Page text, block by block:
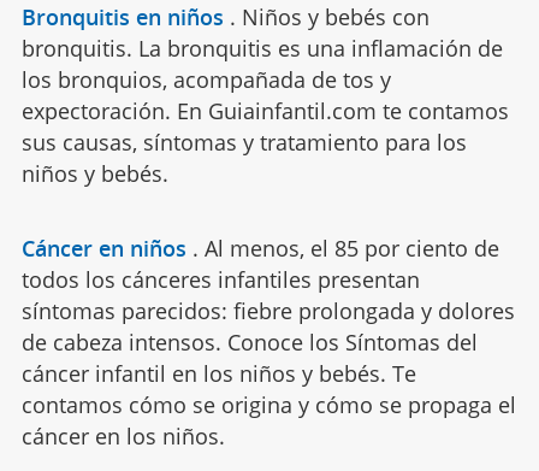
Bronquitis en niños . Niños y bebés con
bronquitis. La bronquitis es una inflamación de
los bronquios, acompañada de tos y
expectoración. En Guiainfantil.com te contamos
sus causas, síntomas y tratamiento para los
niños y bebés.
Cáncer en niños . Al menos, el 85 por ciento de
todos los cánceres infantiles presentan
síntomas parecidos: fiebre prolongada y dolores
de cabeza intensos. Conoce los Síntomas del
cáncer infantil en los niños y bebés. Te
contamos cómo se origina y cómo se propaga el
cáncer en los niños.